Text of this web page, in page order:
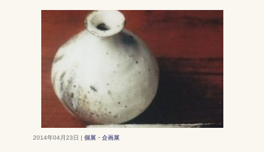
2014年04月23日 | 個展・企画展